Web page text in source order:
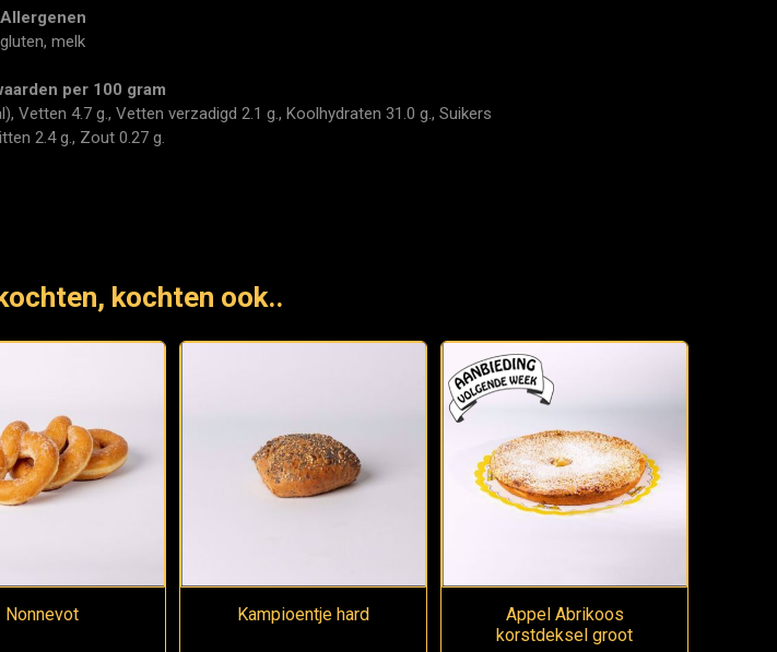
Allergenen
gluten, melk
per 100 gram
Vetten 4.7 g., Vetten verzadigd 2.1 g., Koolhydraten 31.0 g., Suikers
2.4 g., Zout 0.27 g.
kochten ook..
Nonnevot Kampioentje hard
Appel Abrikoos
korstdeksel groot